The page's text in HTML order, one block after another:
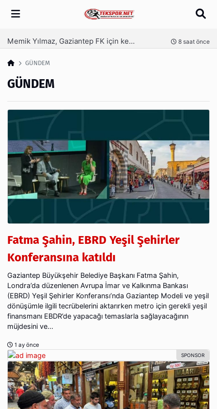
Arama
Memik Yılmaz, Gaziantep FK için kesenin ağzını açtı 8 saat önce
GÜNDEM
GÜNDEM
Fatma Şahin, EBRD Yeşil Şehirler
Konferansına katıldı
Gaziantep Büyükşehir Belediye Başkanı Fatma Şahin,
Londra’da düzenlenen Avrupa İmar ve Kalkınma Bankası
(EBRD) Yeşil Şehirler Konferansı’nda Gaziantep Modeli ve yeşil
dönüşümle ilgili tecrübelerini aktarırken metro için gerekli yeşil
finansmanı EBDR’de yapacağı temaslarla sağlayacağının
müjdesini ve...
1 ay önce